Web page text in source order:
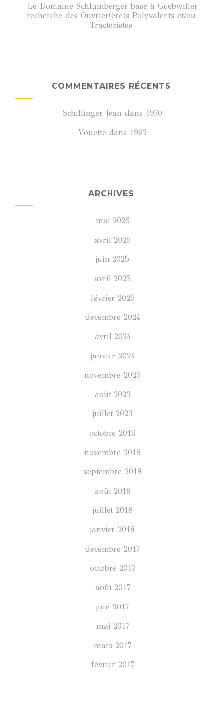
Le Domaine Schlumberger basé à Guebwiller
recherche des Ouvrier(ère)s Polyvalents et/ou
Tractoristes
COMMENTAIRES RÉCENTS
Schillinger Jean dans 1970
Vouette dans 1992
ARCHIVES
mai 2026
avril 2026
juin 2025
avril 2025
février 2025
décembre 2024
avril 2024
janvier 2024
novembre 2023
août 2023
juillet 2023
octobre 2019
novembre 2018
septembre 2018
août 2018
juillet 2018
janvier 2018
décembre 2017
octobre 2017
août 2017
juin 2017
mai 2017
mars 2017
février 2017